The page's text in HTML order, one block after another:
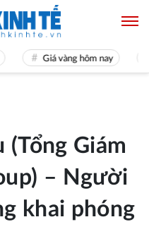
Giá vàng hôm nay
(Tổng Giám
– Người
khai phóng